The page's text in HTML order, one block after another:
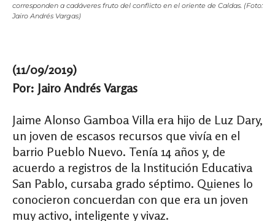
corresponden a cadáveres fruto del conflicto en el oriente de Caldas. (Foto:
Jairo Andrés Vargas)
(11/09/2019)
Por: Jairo Andrés Vargas
Jaime Alonso Gamboa Villa era hijo de Luz Dary,
un joven de escasos recursos que vivía en el
barrio Pueblo Nuevo. Tenía 14 años y, de
acuerdo a registros de la Institución Educativa
San Pablo, cursaba grado séptimo. Quienes lo
conocieron concuerdan con que era un joven
muy activo, inteligente y vivaz.